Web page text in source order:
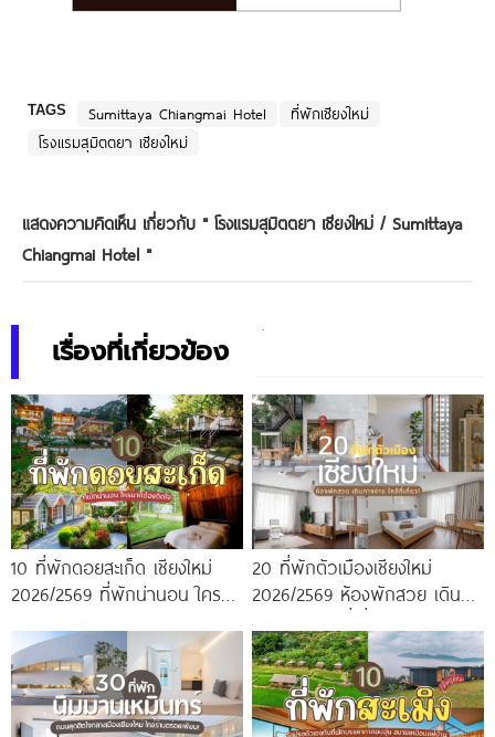
TAGS Sumittaya Chiangmai Hotel
ที่พักเชียงใหม่
โรงแรมสุมิตตยา เชียงใหม่
แสดงความคิดเห็น เกี่ยวกับ " โรงแรมสุมิตตยา เชียงใหม่ / Sumittaya
Chiangmai Hotel "
เรื่องที่เกี่ยวข้อง
10 ที่พักดอยสะเก็ด เชียงใหม่
2026/2569 ที่พักน่านอน ใครมา
20 ที่พักตัวเมืองเชียงใหม่
2026/2569 ห้องพักสวย เดิน